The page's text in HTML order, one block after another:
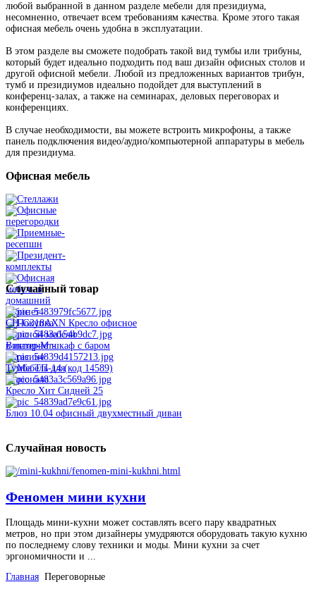
любой выбранной в данном разделе мебели для президиума,
несомненно, отвечает всем требованиям качества. Кроме этого такая
офисная мебель очень удобна в эксплуатации.
В этом разделе вы сможете подобрать такой вид тумбы или трибуны,
который будет идеально подходить под ваш дизайн офисных столов и
другой офисной мебели. Любой из предложенных вариантов трибун,
тумб и президиумов идеально подойдет для выступлений в
конференц-залах, а также на семинарах, деловых переговорах и
конференциях.
В случае необходимости, вы можете встроить микрофоны, а также
панель подключения видео/аудио/компьютерной аппаратуры в мебель
для президиума.
Офисная мебель
Случайный товар
CH-G318AXN Кресло офисное
Виктор-М шкаф с баром
Тумба ТП-14 (код 14589)
Кресло Хит Сидней 25
Блюз 10.04 офисный двухместный диван
Случайная новость
Феномен мини кухни
Площадь мини-кухни может составлять всего пару квадратных
метров, но при этом дизайнеры умудряются оборудовать такую кухню
по последнему слову техники и моды. Мини кухни за счет
эргономичности и ...
Главная Переговорные